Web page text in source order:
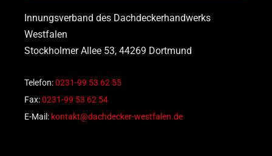
Innungsverband des Dachdeckerhandwerks
Westfalen
Stockholmer Allee 53, 44269 Dortmund
Telefon:0231-99 53 62 55
Fax:0231-99 53 62 54
E-Mail: kontakt@dachdecker-westfalen.de